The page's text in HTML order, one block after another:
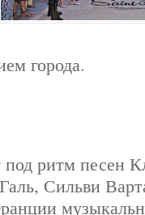
города.
ритм песен
Сильви